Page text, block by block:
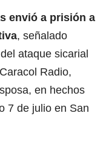
envió a prisión a
, señalado
ataque sicarial
Radio,
en hechos
7 de julio en San